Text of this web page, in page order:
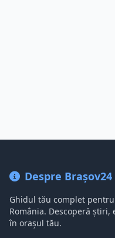
Despre Brașov24
Ghidul tău complet
România. Descoperă
în orașul tău.